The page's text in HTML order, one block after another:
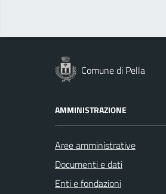
Comune di Pella
AMMINISTRAZIONE
Aree amministrative
Documenti e dati
Enti e fondazioni